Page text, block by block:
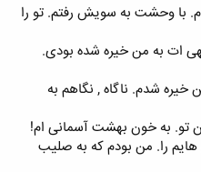
با وحشت به سویش رفتم. تو را
ات به من خیره شده بودی.
خیره شدم. ناگاه , نگاهم به
تو. به خون بهشت آسمانی ام!
را. من بودم که به صلیب